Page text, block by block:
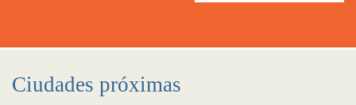
Ciudades próximas